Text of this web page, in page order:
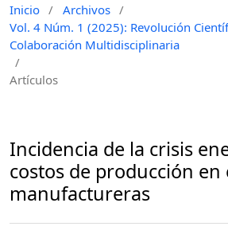
Inicio / Archivos /
Vol. 4 Núm. 1 (2025): Revolución
Colaboración Multidisciplinaria
/
Artículos
Incidencia de la crisis
costos de producción en
manufactureras